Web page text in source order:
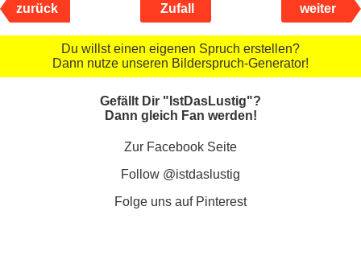
zurück Zufall weiter
Du willst einen eigenen Spruch erstellen?
Dann nutze unseren Bilderspruch-Generator!
Gefällt Dir "IstDasLustig"?
Dann gleich Fan werden!
Zur Facebook Seite
Follow @istdaslustig
Folge uns auf Pinterest